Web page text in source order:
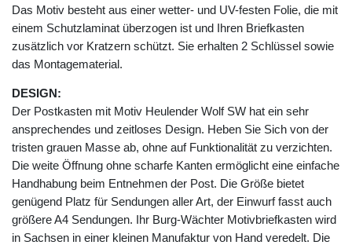
Das Motiv besteht aus einer wetter- und UV-festen Folie, die mit
einem Schutzlaminat überzogen ist und Ihren Briefkasten
zusätzlich vor Kratzern schützt. Sie erhalten 2 Schlüssel sowie
das Montagematerial.
DESIGN:
Der Postkasten mit Motiv Heulender Wolf SW hat ein sehr
ansprechendes und zeitloses Design. Heben Sie Sich von der
tristen grauen Masse ab, ohne auf Funktionalität zu verzichten.
Die weite Öffnung ohne scharfe Kanten ermöglicht eine einfache
Handhabung beim Entnehmen der Post. Die Größe bietet
genügend Platz für Sendungen aller Art, der Einwurf fasst auch
größere A4 Sendungen. Ihr Burg-Wächter Motivbriefkasten wird
in Sachsen in einer kleinen Manufaktur von Hand veredelt. Die